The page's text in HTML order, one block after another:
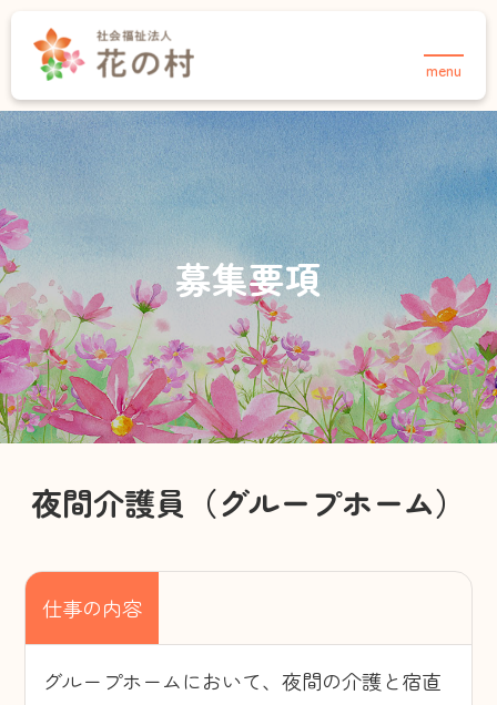
法人について
事業紹介
介護事業
保育事業・あさりこども園
保育事業・さくらこども園
育成事業・放課後児童クラブ
住宅事業
お知らせ
採用情報
お問い合わせ
menu
TOPページ
花の村について
お知らせ
採用情報
介護事業
デイサービスセンター 合歓の郷
ヘルパーステーション 合歓の郷
居宅介護支援事業所
グループホーム合歓の丘
募集要項
夜間介護員（グループホーム）
仕事の内容
グループホームにおいて、夜間の介護と宿直